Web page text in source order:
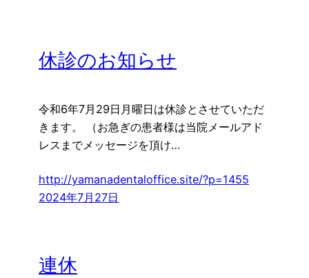
休診のお知らせ
令和6年7月29日月曜日は休診とさせていただ
きます。 （お急ぎの患者様は当院メールアド
レスまでメッセージを頂け…
http://yamanadentaloffice.site/?p=1455
2024年7月27日
連休